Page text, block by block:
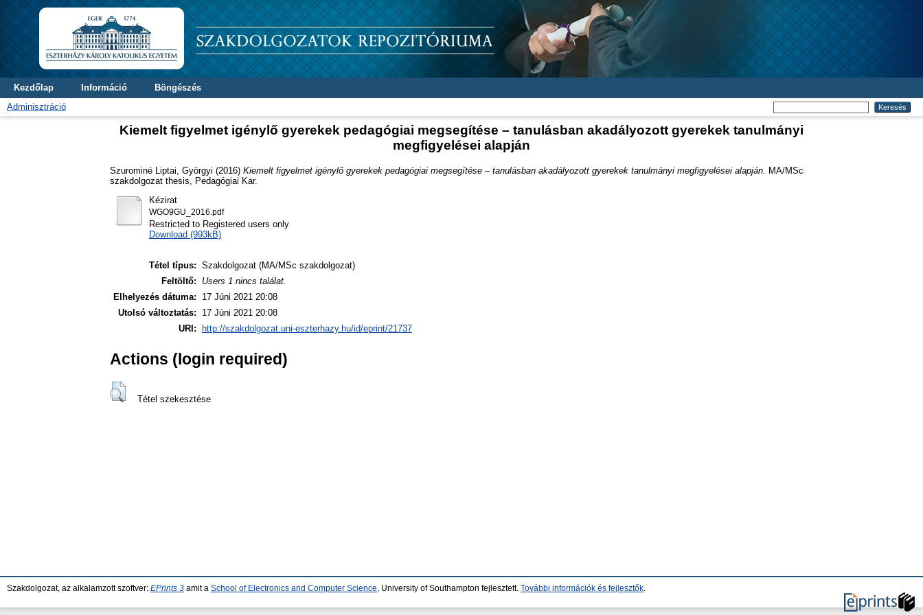
Kezdőlap Információ
Böngészés
Adminisztráció
Kiemelt figyelmet igénylő gyerekek pedagógiai megsegítése – tanulásban akadályozott gyerekek tanulmányi
megfigyelései alapján
Szurominé Liptai, Györgyi (2016) Kiemelt figyelmet igénylő gyerekek pedagógiai megsegítése – tanulásban akadályozott gyerekek tanulmányi megfigyelései alapján.
MA/MSc
szakdolgozat thesis, Pedagógiai Kar.
Kézirat
WGO9GU_2016.pdf
Restricted to Registered users only
Download (993kB)
Tétel típus: Szakdolgozat (MA/MSc szakdolgozat)
Feltöltő:
Users 1 nincs találat.
Elhelyezés dátuma:
17 Júni 2021 20:08
Utolsó változtatás:
17 Júni 2021 20:08
URI:
http://szakdolgozat.uni-eszterhazy.hu/id/eprint/21737
Actions (login required)
Tétel szekesztése
Szakdolgozat, az alkalamzott szoftver: EPrints 3 amit a School of Electronics and Computer Science , University of Southampton fejlesztett. További információk és fejlesztők